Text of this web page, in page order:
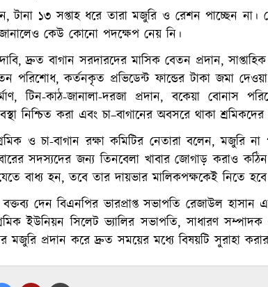
টানা ১৩ সপ্তাহ ধরে তারা মজুরি ও রেশন পাচ্ছেন না।
জানালেও কেউ কোনো পদক্ষেপ নেয় নি।
দ্রুত বাগান সরদারদের মাসিক বেতন প্রদান,
পরিশোধ, কর্তনকৃত প্রভিডেন্ট ফান্ডের টাকা জমা
টিন-কাঠ-জানালা-দরজা প্রদান, বকেয়া বোনাস
নিশ্চিত করা এবং চা–বাগানের অবসরে থাকা
ও চা-বাগান রক্ষা কমিটির নেতারা বলেন, মজুরি
সদস্যদের জন্য তিনবেলা খাবার জোগাড় করাও
বাধ্য হন, তবে তার দায়ভার মালিকপক্ষকেই নিতে
দেন বিএনপির ভারপ্রাপ্ত সভাপতি রেজাউল
ইউনিয়ন সিলেট ভ্যালির সভাপতি, সাধারণ
মজুরি প্রদান করে দ্রুত সময়ের মধ্যে বিষয়টি সুরাহা